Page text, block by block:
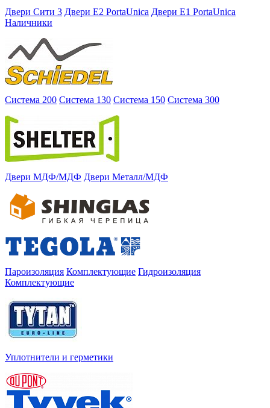
Двери Сити 3 Двери E2 PortaUnica Двери E1 PortaUnica
Наличники
Система 200 Система 130 Система 150 Система 300
Двери МДФ/МДФ Двери Металл/МДФ
Пароизоляция Комплектующие Гидроизоляция
Комплектующие
Уплотнители и герметики